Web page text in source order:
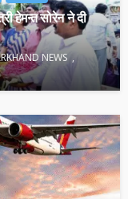
हेमन्त सोरेन ने दी
NEWS